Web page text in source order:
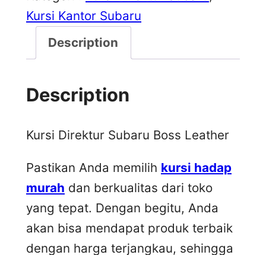
Kursi Kantor Subaru
Description
Description
Kursi Direktur Subaru Boss Leather
Pastikan Anda memilih kursi hadap
murah dan berkualitas dari toko
yang tepat. Dengan begitu, Anda
akan bisa mendapat produk terbaik
dengan harga terjangkau, sehingga